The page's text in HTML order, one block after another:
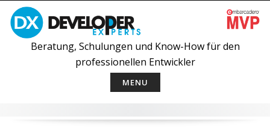
content
Beratung, Schulungen und Know-How für den
professionellen Entwickler
MENU